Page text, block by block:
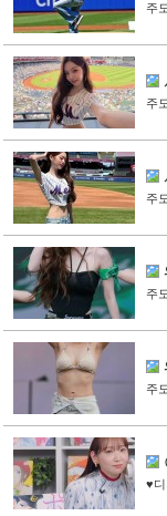
주
주
주
주
주
♥